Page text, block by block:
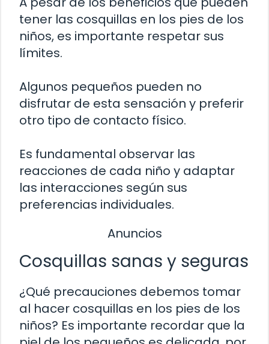
tener las cosquillas en los pies de los
niños, es importante respetar sus
límites.
Algunos pequeños pueden no
disfrutar de esta sensación y preferir
otro tipo de contacto físico.
Es fundamental observar las
reacciones de cada niño y adaptar
las interacciones según sus
preferencias individuales.
Anuncios
Cosquillas sanas y seguras
¿Qué precauciones debemos tomar
al hacer cosquillas en los pies de los
niños? Es importante recordar que la